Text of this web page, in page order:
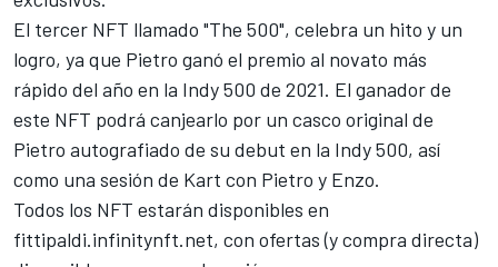
El tercer NFT llamado "The 500", celebra un hito y un
logro, ya que Pietro ganó el premio al novato más
rápido del año en la Indy 500 de 2021. El ganador de
este NFT podrá canjearlo por un casco original de
Pietro autografiado de su debut en la Indy 500, así
como una sesión de Kart con Pietro y Enzo.
Todos los NFT estarán disponibles en
fittipaldi.infinitynft.net, con ofertas (y compra directa)